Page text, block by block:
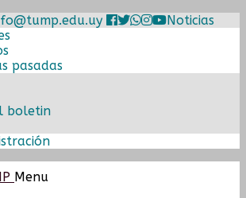
Noticias
pasadas
boletin
Menu